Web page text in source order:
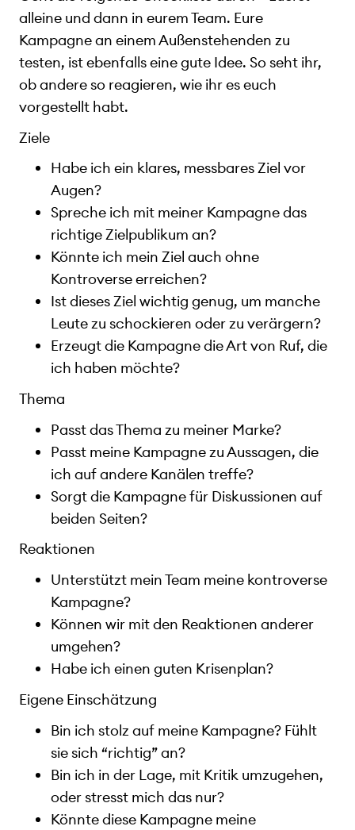
alleine und dann in eurem Team. Eure
Kampagne an einem Außenstehenden zu
testen, ist ebenfalls eine gute Idee. So seht ihr,
ob andere so reagieren, wie ihr es euch
vorgestellt habt.
Ziele
Habe ich ein klares, messbares Ziel vor
Augen?
Spreche ich mit meiner Kampagne das
richtige Zielpublikum an?
Könnte ich mein Ziel auch ohne
Kontroverse erreichen?
Ist dieses Ziel wichtig genug, um manche
Leute zu schockieren oder zu verärgern?
Erzeugt die Kampagne die Art von Ruf, die
ich haben möchte?
Thema
Passt das Thema zu meiner Marke?
Passt meine Kampagne zu Aussagen, die
ich auf andere Kanälen treffe?
Sorgt die Kampagne für Diskussionen auf
beiden Seiten?
Reaktionen
Unterstützt mein Team meine kontroverse
Kampagne?
Können wir mit den Reaktionen anderer
umgehen?
Habe ich einen guten Krisenplan?
Eigene Einschätzung
Bin ich stolz auf meine Kampagne? Fühlt
sie sich “richtig” an?
Bin ich in der Lage, mit Kritik umzugehen,
oder stresst mich das nur?
Könnte diese Kampagne meine